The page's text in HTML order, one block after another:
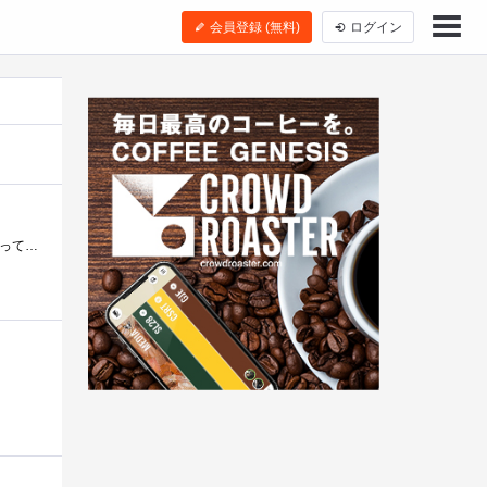
会員登録 (無料) ログイン
サービス開始から3年程プレイして、まだ勝率57%前後をうろうろしている中間層プレイヤーですがこれから始めようと思っている方に軽くアドバイ�...